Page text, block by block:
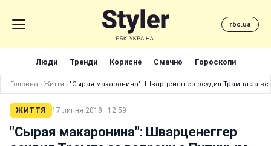
rbc.ua
Люди Тренди Корисне Смачно Гороскопи
Головна › Життя › "Сырая макаронина": Шварценеггер осудил Трампа за
ЖИТТЯ 17 липня 2018 · 12:59
"Сырая макаронина": Шварценеггер